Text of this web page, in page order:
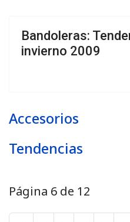
Bandoleras:
invierno 2009
Accesorios
Tendencias
Página 6 de 12